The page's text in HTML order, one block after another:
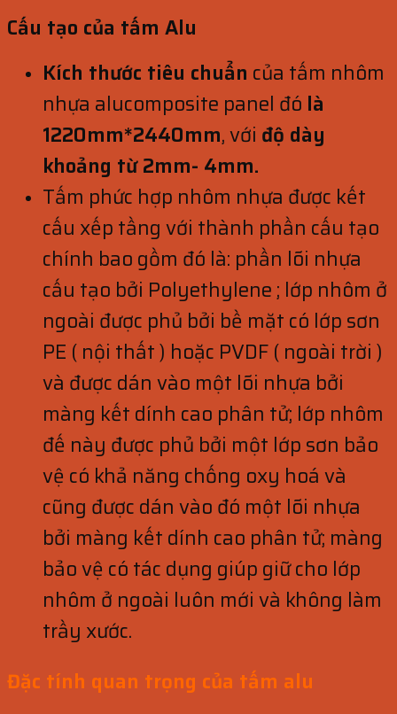
Cấu tạo của tấm Alu
Kích thước tiêu chuẩn của tấm nhôm
nhựa alucomposite panel đó là
1220mm*2440mm, với độ dày
khoảng từ 2mm- 4mm.
Tấm phức hợp nhôm nhựa được kết
cấu xếp tầng với thành phần cấu tạo
chính bao gồm đó là: phần lõi nhựa
cấu tạo bởi Polyethylene ; lớp nhôm ở
ngoài được phủ bởi bề mặt có lớp sơn
PE ( nội thất ) hoặc PVDF ( ngoài trời )
và được dán vào một lõi nhựa bởi
màng kết dính cao phân tử; lớp nhôm
đế này được phủ bởi một lớp sơn bảo
vệ có khả năng chống oxy hoá và
cũng được dán vào đó một lõi nhựa
bởi màng kết dính cao phân tử; màng
bảo vệ có tác dụng giúp giữ cho lớp
nhôm ở ngoài luôn mới và không làm
trầy xước.
Đặc tính quan trọng của tấm alu